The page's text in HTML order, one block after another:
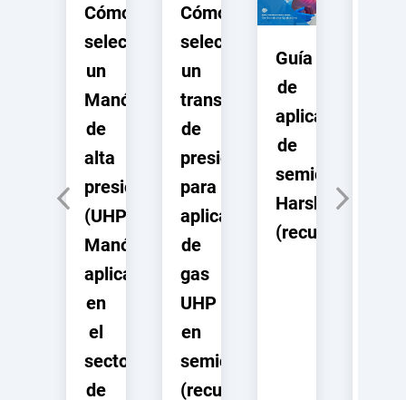
Cómo
seleccionar
un
Manómetro
de
alta
presión
(UHP)
Manómetro
aplicaciones
en
el
sector
de
Cómo
seleccionar
un
transductor
de
presión
para
aplicaciones
de
gas
UHP
en
semiconductores
(recurso)
Guía
de
aplicaciones
de
Harsh
(recurso)